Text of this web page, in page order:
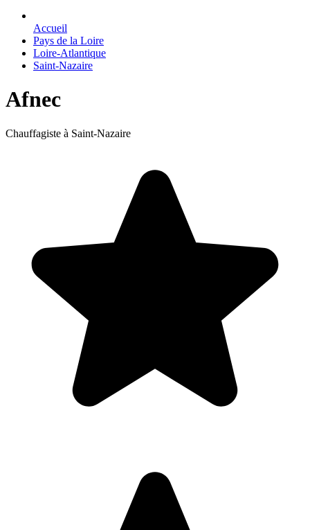
Accueil
Pays de la Loire
Loire-Atlantique
Saint-Nazaire
Afnec
Chauffagiste à Saint-Nazaire